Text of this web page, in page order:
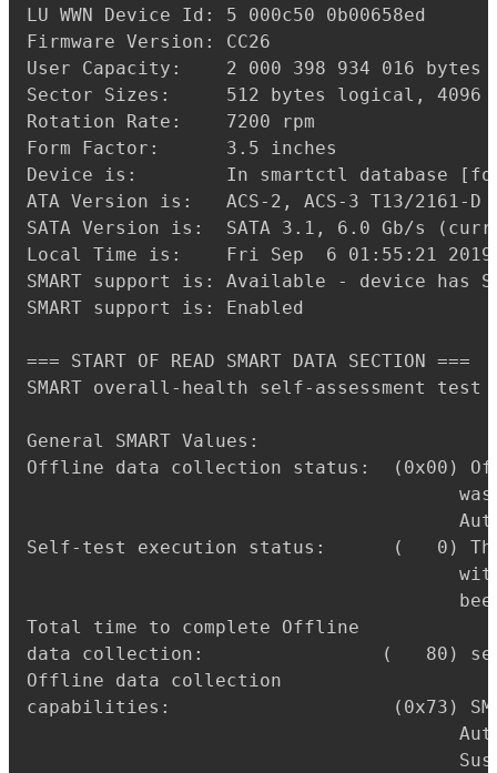
LU WWN Device Id: 5 000c50 0b00658ed
Firmware Version: CC26
User Capacity:    2 000 398 934 016 bytes
Sector Sizes:     512 bytes logical, 4096
Rotation Rate:    7200 rpm
Form Factor:      3.5 inches
Device is:        In smartctl database
ATA Version is:   ACS-2, ACS-3 T13/2161-
SATA Version is:  SATA 3.1, 6.0 Gb/s
Local Time is:    Fri Sep  6 01:55:21 2019
SMART support is: Available - device has
SMART support is: Enabled
=== START OF READ SMART DATA SECTION ===
SMART overall-health self-assessment test
General SMART Values:
Offline data collection status:  (0x00)
Self-test execution status:      (   0)
Total time to complete Offline
data collection:                (   80)
Offline data collection
capabilities:                    (0x73)